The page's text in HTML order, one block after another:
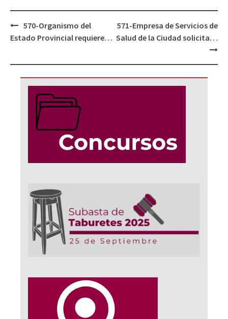
Navegación
de
570-Organismo del
Estado Provincial requiere…
571-Empresa de Servicios de
Salud de la Ciudad solicita…